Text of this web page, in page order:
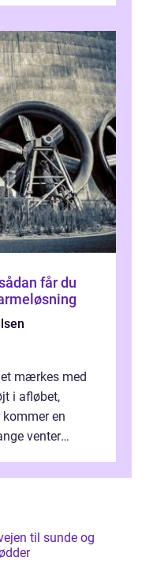
mærkes med
i afløbet,
en
venter
til sunde og